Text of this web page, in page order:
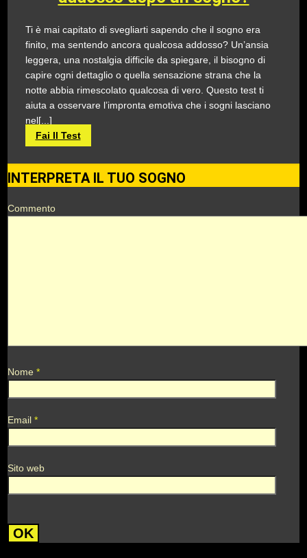
Ti è mai capitato di svegliarti sapendo che il sogno era
finito, ma sentendo ancora qualcosa addosso? Un’ansia
leggera, una nostalgia difficile da spiegare, il bisogno di
capire ogni dettaglio o quella sensazione strana che la
notte abbia rimescolato qualcosa di vero. Questo test ti
aiuta a osservare l’impronta emotiva che i sogni lasciano
nel[...]
Fai Il Test
INTERPRETA IL TUO SOGNO
Commento
Nome*
Email*
Sito web